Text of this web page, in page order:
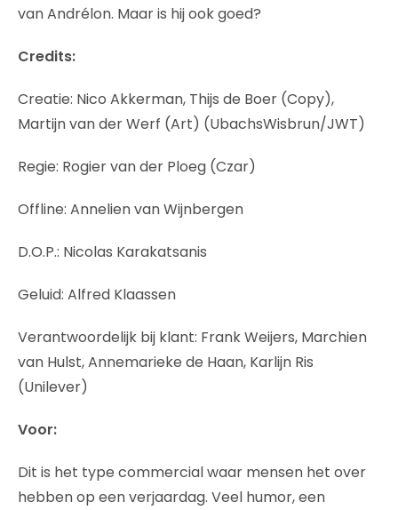
van Andrélon. Maar is hij ook goed?
Credits:
Creatie: Nico Akkerman, Thijs de Boer (Copy),
Martijn van der Werf (Art) (UbachsWisbrun/JWT)
Regie: Rogier van der Ploeg (Czar)
Offline: Annelien van Wijnbergen
D.O.P.: Nicolas Karakatsanis
Geluid: Alfred Klaassen
Verantwoordelijk bij klant: Frank Weijers, Marchien
van Hulst, Annemarieke de Haan, Karlijn Ris
(Unilever)
Voor:
Dit is het type commercial waar mensen het over
hebben op een verjaardag. Veel humor, een